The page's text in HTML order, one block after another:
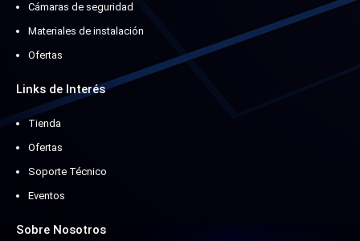
Cámaras de seguridad
Materiales de instalación
Ofertas
Links de Interés
Tienda
Ofertas
Soporte Técnico
Eventos
Sobre Nosotros